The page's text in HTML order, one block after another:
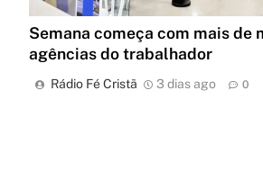
Semana começa com mais de
agências do trabalhador
Rádio Fé Cristã 3 dias ago 0